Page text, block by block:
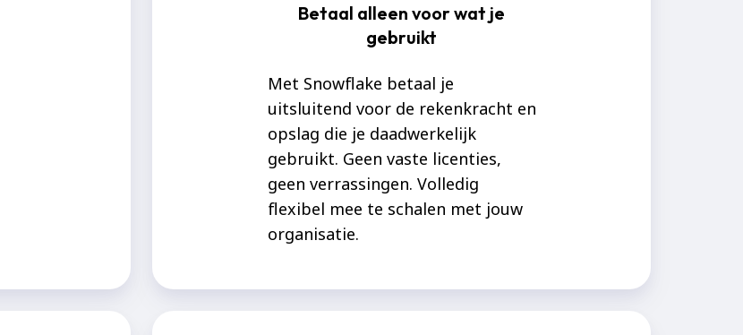
Betaal alleen voor wat je
gebruikt
Met Snowflake betaal je
uitsluitend voor de rekenkracht en
opslag die je daadwerkelijk
gebruikt. Geen vaste licenties,
geen verrassingen. Volledig
flexibel mee te schalen met jouw
organisatie.